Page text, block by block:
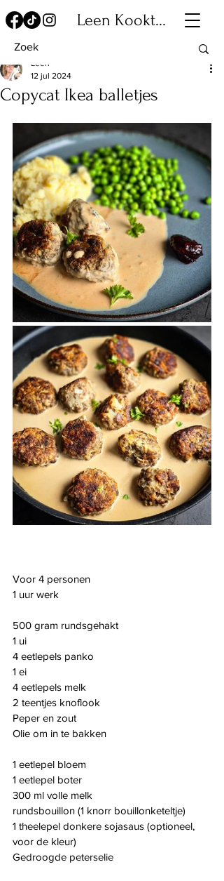
Leen Kookt...
Copycat Ikea balletjes
Leen
12 jul 2024
Voor 4 personen
1 uur werk
500 gram rundsgehakt
1 ui
4 eetlepels panko
1 ei
4 eetlepels melk
2 teentjes knoflook
Peper en zout
Olie om in te bakken
1 eetlepel bloem
1 eetlepel boter
300 ml volle melk
rundsbouillon (1 knorr bouillonketeltje)
1 theelepel donkere sojasaus (optioneel,
voor de kleur)
Gedroogde peterselie